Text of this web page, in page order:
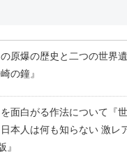
の原爆の歴史と二つの世界遺
の鐘』
面白がる作法について『世
本人は何も知らない 激レ
』